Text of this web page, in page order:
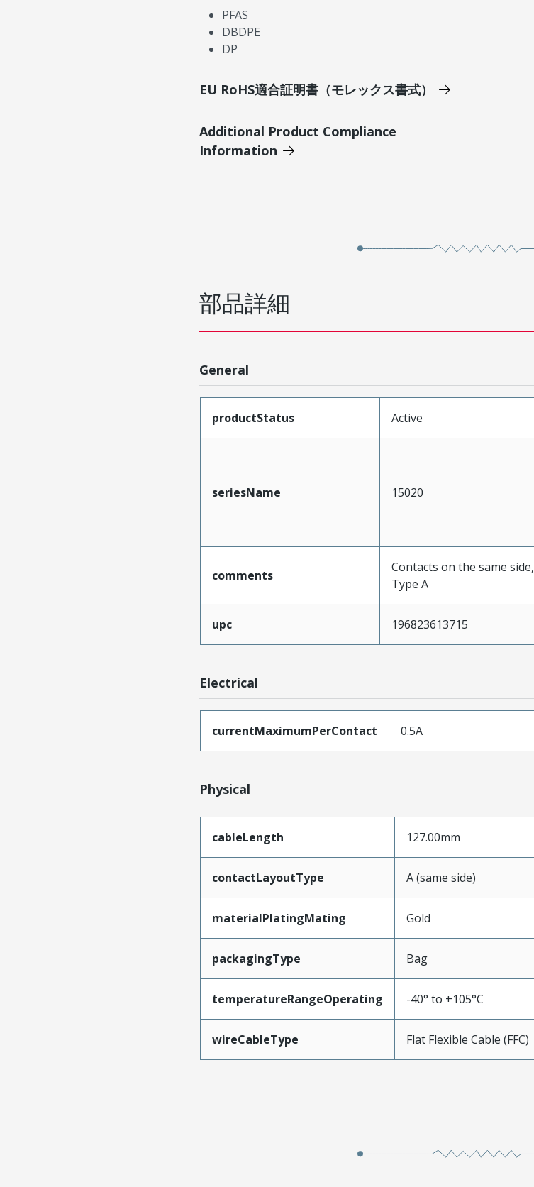
PFAS
DBDPE
DP
EU RoHS適合証明書（モレックス書式）
Additional Product Compliance
Information
部品詳細
General
productStatus Active
seriesName 15020
comments
Contacts on the same side,
Type A
upc 196823613715
Electrical
currentMaximumPerContact 0.5A
Physical
cableLength 127.00mm
contactLayoutType A (same side)
materialPlatingMating Gold
packagingType Bag
temperatureRangeOperating -40° to +105°C
wireCableType Flat Flexible Cable (FFC)